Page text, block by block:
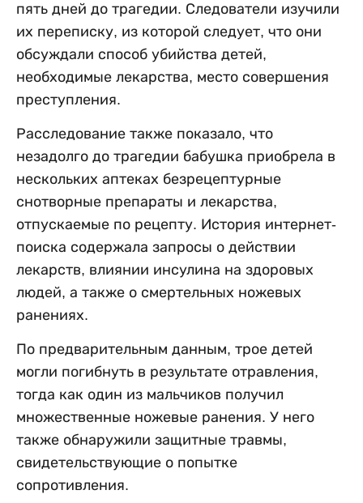
пять дней до трагедии. Следователи изучили
их переписку, из которой следует, что они
обсуждали способ убийства детей,
необходимые лекарства, место совершения
преступления.
Расследование также показало, что
незадолго до трагедии бабушка приобрела в
нескольких аптеках безрецептурные
снотворные препараты и лекарства,
отпускаемые по рецепту. История интернет-
поиска содержала запросы о действии
лекарств, влиянии инсулина на здоровых
людей, а также о смертельных ножевых
ранениях.
По предварительным данным, трое детей
могли погибнуть в результате отравления,
тогда как один из мальчиков получил
множественные ножевые ранения. У него
также обнаружили защитные травмы,
свидетельствующие о попытке
сопротивления.